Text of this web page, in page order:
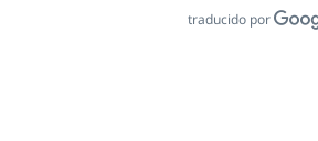
traducido por